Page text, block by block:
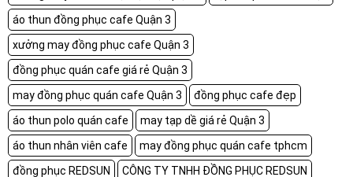
áo thun đồng phục cafe Quận 3
xưởng may đồng phục cafe Quận 3
đồng phục quán cafe giá rẻ Quận 3
may đồng phục quán cafe Quận 3
đồng phục cafe đẹp
áo thun polo quán cafe
may tạp dề giá rẻ Quận 3
áo thun nhân viên cafe
may đồng phục quán cafe tphcm
đồng phục REDSUN
CÔNG TY TNHH ĐỒNG PHỤC REDSUN